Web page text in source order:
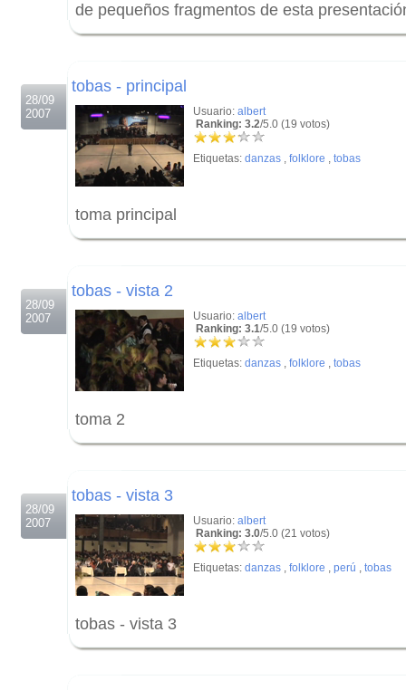
de pequeños fragmentos de esta
28/09
2007
tobas - principal
Usuario: albert
Ranking: 3.2/5.0 (19 votos)
Etiquetas: danzas , folklore , tobas
toma principal
28/09
2007
tobas - vista 2
Usuario: albert
Ranking: 3.1/5.0 (19 votos)
Etiquetas: danzas , folklore , tobas
toma 2
28/09
2007
tobas - vista 3
Usuario: albert
Ranking: 3.0/5.0 (21 votos)
Etiquetas: danzas , folklore , perú , tobas
tobas - vista 3